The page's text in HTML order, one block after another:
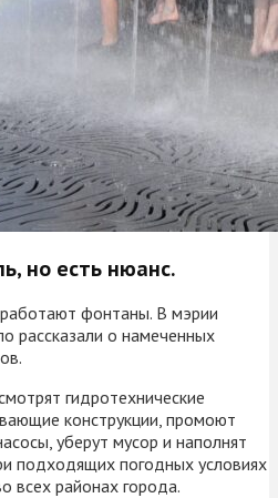
но есть нюанс.
фонтаны. В мэрии
рассказали о намеченных
гидротехнические
конструкции, промоют
уберут мусор и наполнят
подходящих погодных условиях
всех районах города.